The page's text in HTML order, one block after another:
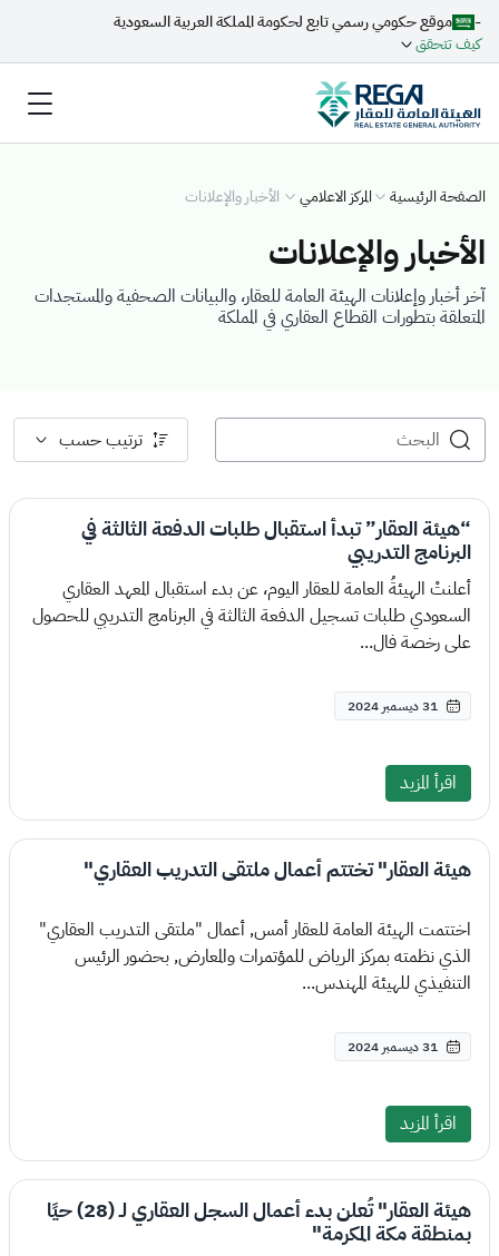
-
موقع حكومي رسمي تابع لحكومة المملكة العربية السعودية
كيف تتحقق
الصفحة الرئيسية المركز الاعلامي الأخبار والإعلانات
الأخبار والإعلانات
آخر أخبار وإعلانات الهيئة العامة للعقار، والبيانات الصحفية والمستجدات
المتعلقة بتطورات القطاع العقاري في المملكة
ترتيب حسب
“هيئة العقار” تبدأ استقبال طلبات الدفعة الثالثة في
البرنامج التدريبي
أعلنتْ الهيئةُ العامة للعقار اليوم، عن بدء استقبال المعهد العقاري
السعودي طلبات تسجيل الدفعة الثالثة في البرنامج التدريبي للحصول
على رخصة فال...
31 ديسمبر 2024
اقرأ المزيد
هيئة العقار" تختتم أعمال ملتقى التدريب العقاري"
اختتمت الهيئة العامة للعقار أمس, أعمال "ملتقى التدريب العقاري"
الذي نظمته بمركز الرياض للمؤتمرات والمعارض, بحضور الرئيس
التنفيذي للهيئة المهندس...
31 ديسمبر 2024
اقرأ المزيد
هيئة العقار" تُعلن بدء أعمال السجل العقاري لـ (28) حيًا
بمنطقة مكة المكرمة"